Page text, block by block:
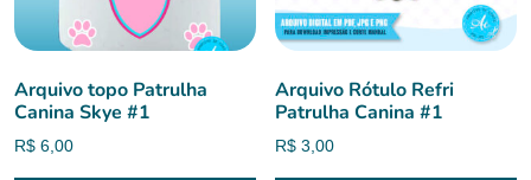
Arquivo topo Patrulha
Canina Skye #1
R$ 6,00
Arquivo Rótulo Refri
Patrulha Canina #1
R$ 3,00